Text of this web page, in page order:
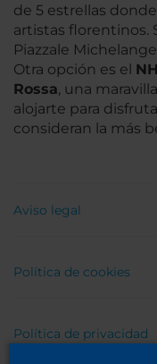
de 5 estrellas
artistas florentinos.
Piazzale
Otra opción es el
Rossa, una
alojarte para
consideran la más
Aviso legal
Política de cookies
Política de privacidad